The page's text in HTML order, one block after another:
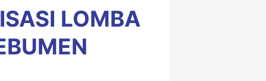
LOMBA